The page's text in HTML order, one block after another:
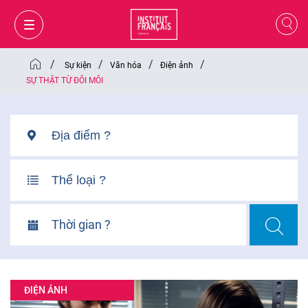
GIỎ HÀNG ĐĂNG NHẬP
VI
VI
/ Sự kiện / Văn hóa / Điện ảnh /
SỰ THẬT TỪ ĐÔI MÔI
Thời gian ?
ĐIỆN ẢNH